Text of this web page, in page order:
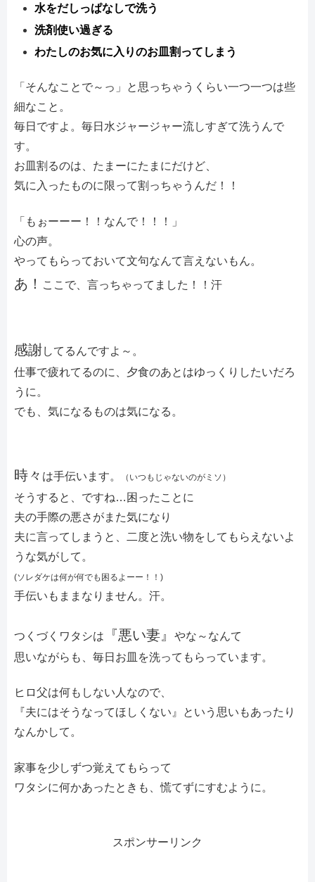
水をだしっぱなしで洗う
洗剤使い過ぎる
わたしのお気に入りのお皿割ってしまう
「そんなことで～っ」と思っちゃうくらい一つ一つは些
細なこと。
毎日ですよ。毎日水ジャージャー流しすぎて洗うんで
す。
お皿割るのは、たまーにたまにだけど、
気に入ったものに限って割っちゃうんだ！！
「もぉーーー！！なんで！！！」
心の声。
やってもらっておいて文句なんて言えないもん。
あ！ ここで、言っちゃってました！！汗
感謝してるんですよ～。
仕事で疲れてるのに、夕食のあとはゆっくりしたいだろ
うに。
でも、気になるものは気になる。
時々 は手伝います。 （いつもじゃないのがミソ）
そうすると、ですね…困ったことに
夫の手際の悪さがまた気になり
夫に言ってしまうと、二度と洗い物をしてもらえないよ
うな気がして。
(ソレダケは何が何でも困るよーー！！)
手伝いもままなりません。汗。
つくづくワタシは 『悪い妻』 やな～なんて
思いながらも、毎日お皿を洗ってもらっています。
ヒロ父は何もしない人なので、
『夫にはそうなってほしくない』という思いもあったり
なんかして。
家事を少しずつ覚えてもらって
ワタシに何かあったときも、慌てずにすむように。
スポンサーリンク